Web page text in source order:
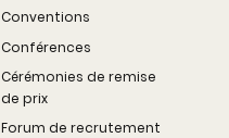
Conventions
Conférences
Cérémonies de remise
de prix
Forum de recrutement